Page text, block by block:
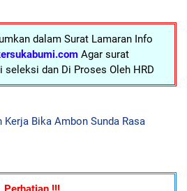
dalam Surat Lamaran Info
Agar surat
seleksi dan Di Proses Oleh HRD
Kerja Bika Ambon Sunda Rasa